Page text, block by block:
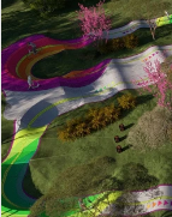
n
e
m
a
i
l